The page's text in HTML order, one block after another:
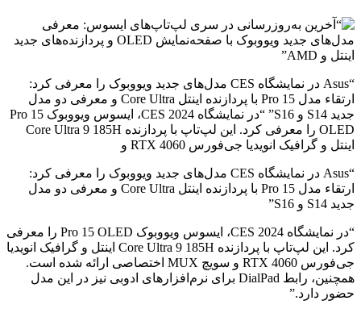
“Asus در نمایشگاه CES مدل‌های جدید ویووبوک را معرفی کرد:
ارتقاء مدل Pro 15 با پردازنده اینتل Core Ultra و معرفی دو مدل
جدید S14 و S16” “در نمایشگاه CES 2024، ایسوس ویووبوک Pro 15
OLED را معرفی کرد. این لپ‌تاپ با پردازنده Core Ultra 9 185H
اینتل و گرافیک انویدیا جی‌فورس RTX 4060 و
“Asus در نمایشگاه CES مدل‌های جدید ویووبوک را معرفی کرد:
ارتقاء مدل Pro 15 با پردازنده اینتل Core Ultra و معرفی دو مدل
جدید S14 و S16”
“در نمایشگاه CES 2024، ایسوس ویووبوک Pro 15 OLED را معرفی
کرد. این لپ‌تاپ با پردازنده Core Ultra 9 185H اینتل و گرافیک انویدیا
جی‌فورس RTX 4060 و سویچ MUX اختصاصی ارائه شده است.
همچنین، رابط DialPad برای نرم‌افزارهای ادوبی نیز در این مدل
حضور دارد.”